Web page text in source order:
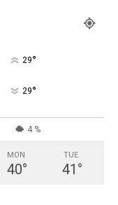
29°
29°
4 %
MON
40°
TUE
41 °